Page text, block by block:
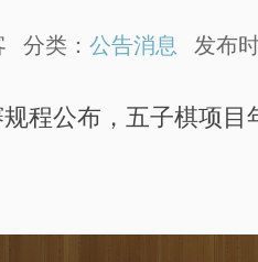
分类： 公告消息
发布
程公布，五子棋项目